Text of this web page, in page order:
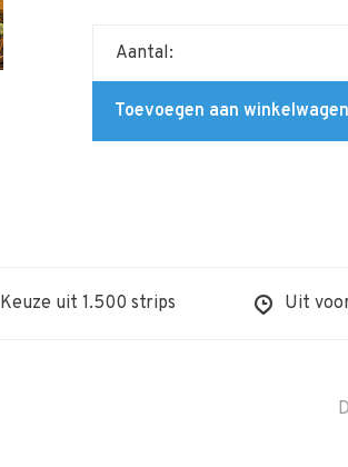
Aantal:
Toevoegen aan winkelwagen
Keuze uit 1.500 strips Uit